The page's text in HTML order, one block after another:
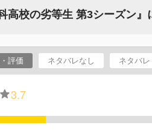
高校の劣等生 第3シーズン
評価 ネタバレなし ネタバレ
3.7